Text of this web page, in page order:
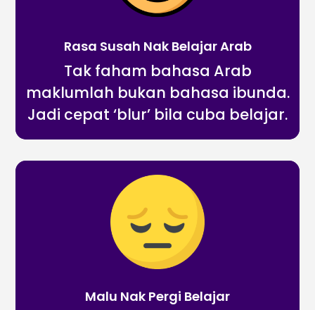
Rasa Susah Nak Belajar Arab
Tak faham bahasa Arab
maklumlah bukan bahasa ibunda.
Jadi cepat ‘blur’ bila cuba belajar.
Malu Nak Pergi Belajar